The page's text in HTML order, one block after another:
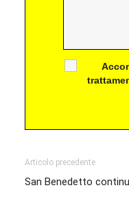
Articolo precedente
San Benedetto